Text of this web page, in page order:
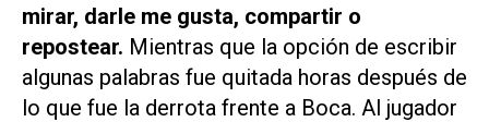
mirar, darle me gusta, compartir o
repostear. Mientras que la opción de escribir
algunas palabras fue quitada horas después de
lo que fue la derrota frente a Boca. Al jugador